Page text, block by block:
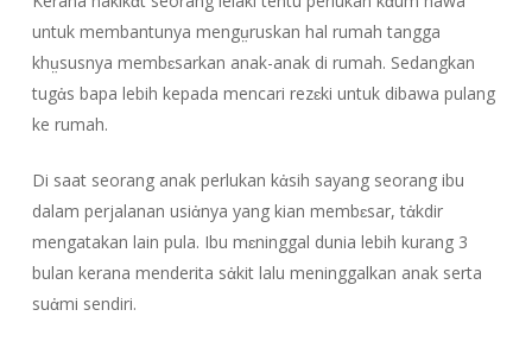
untuk membantunya mengṳruskan hal rumah tangga
khṳsusnya membɛsarkan anak-anak di rumah. Sedangkan
tugἀs bapa lebih kepada mencari rezɛki untuk dibawa pulang
ke rumah.
Di saat seorang anak perlukan kἀsih sayang seorang ibu
dalam perjalanan usiἀnya yang kian membɛsar, tἀkdir
mengatakan lain pula. Ibu mɛninggal dunia lebih kurang 3
bulan kerana menderita sἀkit lalu meninggalkan anak serta
suἀmi sendiri.